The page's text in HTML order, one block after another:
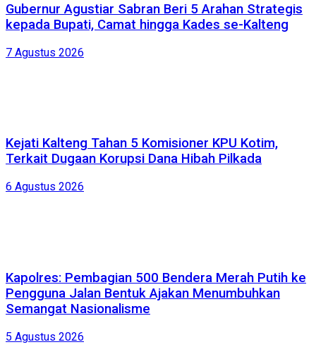
Gubernur Agustiar Sabran Beri 5 Arahan Strategis
kepada Bupati, Camat hingga Kades se-Kalteng
7 Agustus 2026
Kejati Kalteng Tahan 5 Komisioner KPU Kotim,
Terkait Dugaan Korupsi Dana Hibah Pilkada
6 Agustus 2026
Kapolres: Pembagian 500 Bendera Merah Putih ke
Pengguna Jalan Bentuk Ajakan Menumbuhkan
Semangat Nasionalisme
5 Agustus 2026